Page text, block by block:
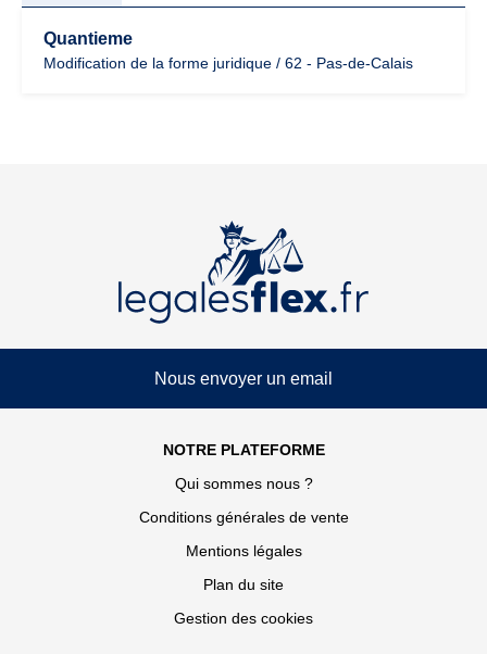
Quantieme
Modification de la forme juridique / 62 - Pas-de-Calais
Nous envoyer un email
NOTRE PLATEFORME
Qui sommes nous ?
Conditions générales de vente
Mentions légales
Plan du site
Gestion des cookies